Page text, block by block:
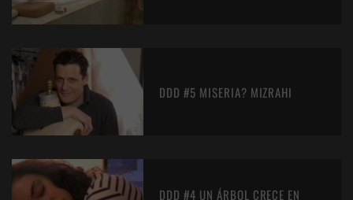
DDD #5 MISERIA? MIZRAHI
DDD #4 UN ÁRBOL CRECE EN